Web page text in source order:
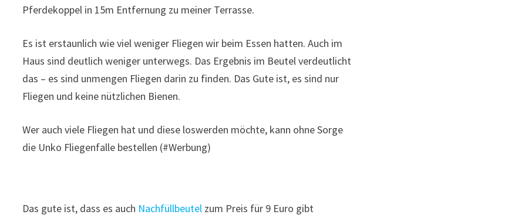
Pferdekoppel in 15m Entfernung zu meiner Terrasse.
Es ist erstaunlich wie viel weniger Fliegen wir beim Essen hatten. Auch im
Haus sind deutlich weniger unterwegs. Das Ergebnis im Beutel verdeutlicht
das – es sind unmengen Fliegen darin zu finden. Das Gute ist, es sind nur
Fliegen und keine nützlichen Bienen.
Wer auch viele Fliegen hat und diese loswerden möchte, kann ohne Sorge
die Unko Fliegenfalle bestellen (#Werbung)
Das gute ist, dass es auch Nachfüllbeutel zum Preis für 9 Euro gibt